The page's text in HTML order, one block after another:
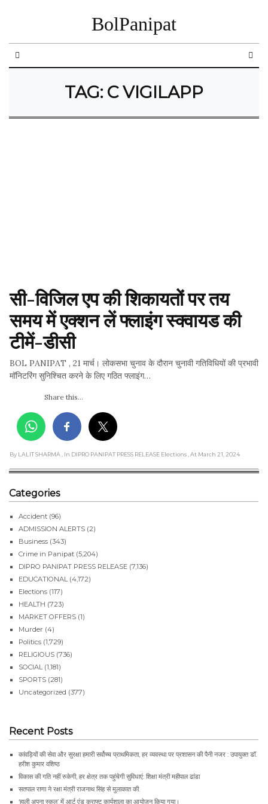
BolPanipat
TAG: C VIGILAPP
सी-विजिल एप की शिकायतों पर तय
समय में एक्शन लें फ्लाइंग स्क्वायड की
टीमें-डीसी
BOL PANIPAT , 21 मार्च। लोकसभा चुनाव के दौरान चुनावी गतिविधियों की प्रभावी
मॉनिटरिंग सुनिश्चित करने के लिए गठित फ्लाइंग…
Share this...
By LALIT SHARMA , In DIPRO PANIPAT PRESS RELEASE Elections , At March 21, 2024
Categories
Accident (96)
ADMISSION ALERTS (2)
Business (343)
Crime in Panipat (5,204)
DIPRO PANIPAT PRESS RELEASE (7,136)
EDUCATIONAL (4,172)
Elections (117)
HEALTH (723)
MARKET OFFERS (1)
Murder (4)
Politics (1,729)
RELIGIOUS (736)
SOCIAL (1,181)
SPORTS (281)
Uncategorized (377)
Recent Posts
कांवड़ियों की सेवा और सुरक्षा हमारी सर्वोच्च प्राथमिकता, हर व्यवस्था पर प्रशासन की पैनी नजर : उपायुक्त डॉ.
हरीश कुमार वशिष्ठ
विकास की गति नहीं रुकेगी, हर क्षेत्र तक पहुंचेगी सुविधाएं: शिक्षा मंत्री महीपाल ढांडा
सतपाल राणा ने रक्षा मंत्री राजनाथ सिंह से मुलाकात की.
‘हाली अपना स्कूल’ में आर्ट एंड क्राफ्ट कार्यशाला का आयोजन किया गया।